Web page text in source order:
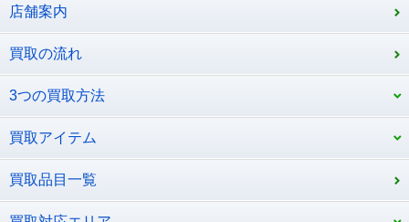
店舗案内
買取の流れ
3つの買取方法
買取アイテム
買取品目一覧